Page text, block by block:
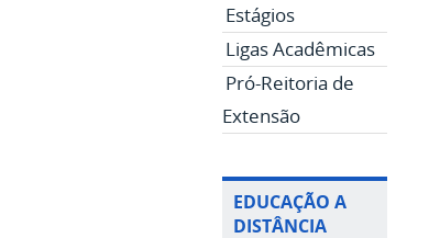
Estágios
Ligas Acadêmicas
Pró-Reitoria de
Extensão
EDUCAÇÃO A
DISTÂNCIA